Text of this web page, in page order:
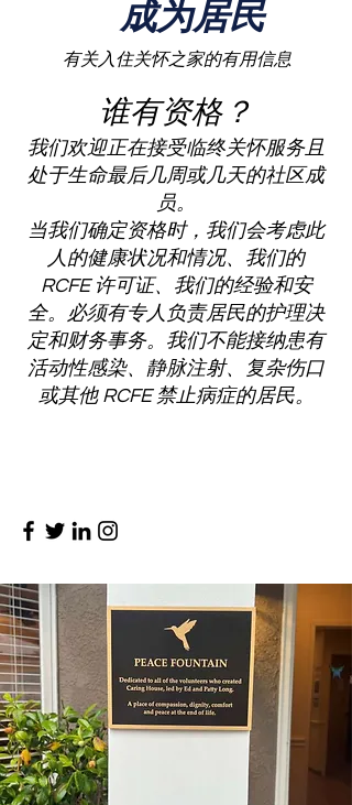
成为居民
有关入住关怀之家的有用信息
谁有资格？
我们欢迎正在接受临终关怀服务且
处于生命最后几周或几天的社区成
员。
当我们确定资格时，我们会考虑此
人的健康状况和情况、我们的
RCFE 许可证、我们的经验和安
全。必须有专人负责居民的护理决
定和财务事务。我们不能接纳患有
活动性感染、静脉注射、复杂伤口
或其他 RCFE 禁止病症的居民。